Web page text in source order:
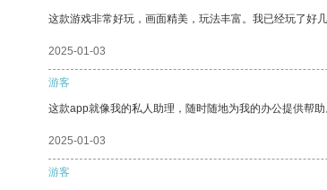
这款游戏非常好玩，画面精美，玩法丰富。我已经玩了好
2025-01-03
游客
这款app就像我的私人助理，随时随地为我的办公提供帮助
2025-01-03
游客